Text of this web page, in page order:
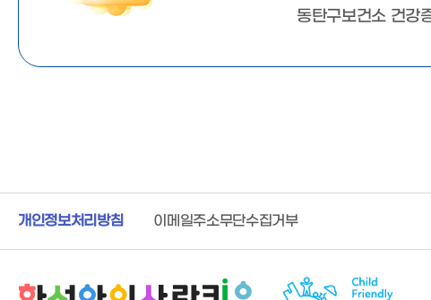
동탄구보건소 건강
개인정보처리방침 이메일주소무단수집거부